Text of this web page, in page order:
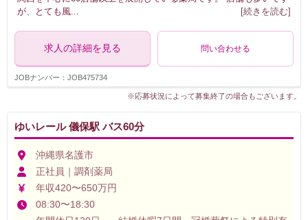
が、とても風
[続きを読む]
求人の詳細を見る 問い合わせる
JOBナンバー：JOB475734
※応募状況によって募集終了の場合もございます。
ゆいレール 儀保駅 バス60分
沖縄県名護市
正社員｜調剤薬局
年収420〜650万円
08:30〜18:30